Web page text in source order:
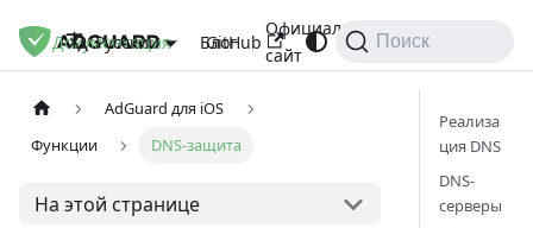
Документация Блог
Официальный
сайт
Русский GitHub Поиск
AdGuard для iOS
Функции
DNS-защита
На этой странице
Реализа
ция DNS
DNS-
серверы